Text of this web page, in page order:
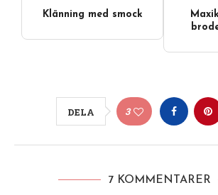
Klänning med smock
DELA 3
7 KOMMENTARER